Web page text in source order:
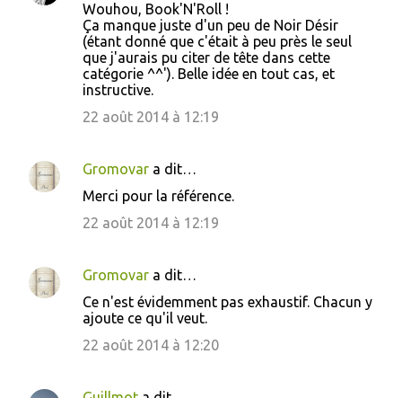
Wouhou, Book'N'Roll !
Ça manque juste d'un peu de Noir Désir
(étant donné que c'était à peu près le seul
que j'aurais pu citer de tête dans cette
catégorie ^^'). Belle idée en tout cas, et
instructive.
22 août 2014 à 12:19
Gromovar a dit…
Merci pour la référence.
22 août 2014 à 12:19
Gromovar a dit…
Ce n'est évidemment pas exhaustif. Chacun y
ajoute ce qu'il veut.
22 août 2014 à 12:20